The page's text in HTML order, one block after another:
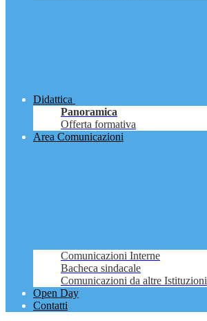
Didattica
Panoramica
Offerta formativa
Area Comunicazioni
Comunicazioni Interne
Bacheca sindacale
Comunicazioni da altre Istituzioni
Open Day
Contatti